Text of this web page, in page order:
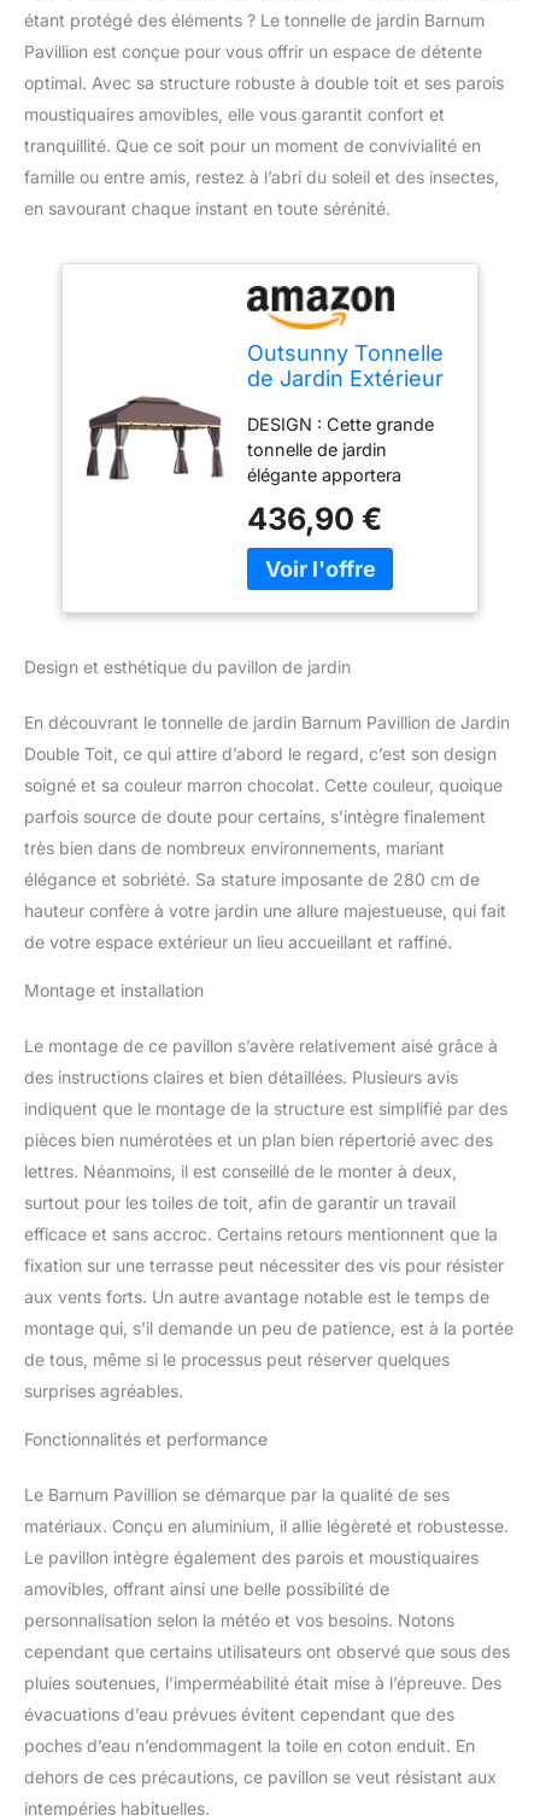
étant protégé des éléments ? Le tonnelle de jardin Barnum
Pavillion est conçue pour vous offrir un espace de détente
optimal. Avec sa structure robuste à double toit et ses parois
moustiquaires amovibles, elle vous garantit confort et
tranquillité. Que ce soit pour un moment de convivialité en
famille ou entre amis, restez à l’abri du soleil et des insectes,
en savourant chaque instant en toute sérénité.
Outsunny Tonnelle
de Jardin Extérieur
4x3m Chocolat
DESIGN : Cette grande
tonnelle de jardin
élégante apportera
votre extérieur. C'est
l'endroit idéal pour
organiser vos réunions
tout en offrant beaucoup
l'extérieur PAVILLON DE
JARDIN MODULABLE :
Ouvert, semi-ouvert,
rideaux latéraux à
glissières et 4
moustiquaires zippées
fournis, pavillon de jardin
idéal pour vous protéger
l'armature si inutilisation)
ARMATURE ROBUSTE ET
STABLE : Tonnelle de
jardin robuste avec cadre
poudre pour une
durabilité et une fiabilité
supplémentaires. Ce
pavillon de terrasse est
garantir la stabilité.
BONNE VENTILATION :
Les toits double est
l'intérieur pour vous
intégrés offrent une
un drainage efficace;
Boucle de suspension en
métal pour un retrait
facile des rideaux
SPÉCIFICATIONS DE LA
TONNELLE DE JARDIN :
Dimensions totales : 3,9L
x 2,9l x 2,8H m; Hauteur
de l'avanttoit : 1,95 m;
Montage simple et rapide
à l'aide du manuel
436,90 €
Design et esthétique du pavillon de jardin
En découvrant le tonnelle de jardin Barnum Pavillion de Jardin
Double Toit, ce qui attire d’abord le regard, c’est son design
soigné et sa couleur marron chocolat. Cette couleur, quoique
parfois source de doute pour certains, s’intègre finalement
très bien dans de nombreux environnements, mariant
élégance et sobriété. Sa stature imposante de 280 cm de
hauteur confère à votre jardin une allure majestueuse, qui fait
de votre espace extérieur un lieu accueillant et raffiné.
Montage et installation
Le montage de ce pavillon s’avère relativement aisé grâce à
des instructions claires et bien détaillées. Plusieurs avis
indiquent que le montage de la structure est simplifié par des
pièces bien numérotées et un plan bien répertorié avec des
lettres. Néanmoins, il est conseillé de le monter à deux,
surtout pour les toiles de toit, afin de garantir un travail
efficace et sans accroc. Certains retours mentionnent que la
fixation sur une terrasse peut nécessiter des vis pour résister
aux vents forts. Un autre avantage notable est le temps de
montage qui, s’il demande un peu de patience, est à la portée
de tous, même si le processus peut réserver quelques
surprises agréables.
Fonctionnalités et performance
Le Barnum Pavillion se démarque par la qualité de ses
matériaux. Conçu en aluminium, il allie légèreté et robustesse.
Le pavillon intègre également des parois et moustiquaires
amovibles, offrant ainsi une belle possibilité de
personnalisation selon la météo et vos besoins. Notons
cependant que certains utilisateurs ont observé que sous des
pluies soutenues, l’imperméabilité était mise à l’épreuve. Des
évacuations d’eau prévues évitent cependant que des
poches d’eau n’endommagent la toile en coton enduit. En
dehors de ces précautions, ce pavillon se veut résistant aux
intempéries habituelles.